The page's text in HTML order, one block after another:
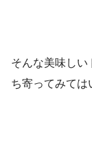
そんな美味しい
ち寄ってみては